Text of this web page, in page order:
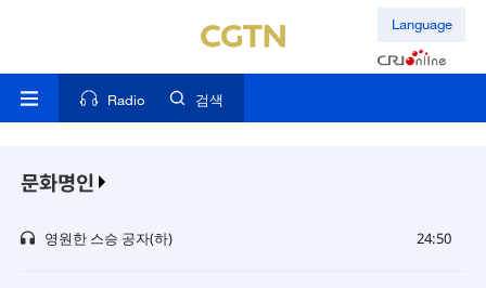
Language
Radio 검색
문화명인
영원한 스승 공자(하) 24:50